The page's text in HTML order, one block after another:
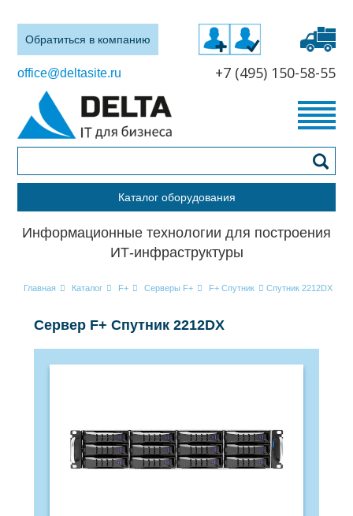
Обратиться в компанию
office@deltasite.ru +7 (495) 150-58-55
Каталог оборудования
Информационные технологии для построения
ИТ-инфраструктуры
Главная Каталог F+ Серверы F+ F+ Спутник Спутник 2212DX
Сервер F+ Спутник 2212DX